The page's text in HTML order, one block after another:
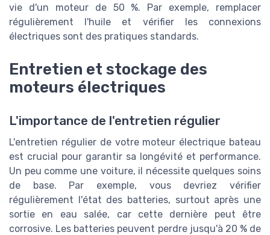
vie d'un moteur de 50 %. Par exemple, remplacer
régulièrement l'huile et vérifier les connexions
électriques sont des pratiques standards.
Entretien et stockage des
moteurs électriques
L'importance de l'entretien régulier
L'entretien régulier de votre moteur électrique bateau
est crucial pour garantir sa longévité et performance.
Un peu comme une voiture, il nécessite quelques soins
de base. Par exemple, vous devriez vérifier
régulièrement l'état des batteries, surtout après une
sortie en eau salée, car cette dernière peut être
corrosive. Les batteries peuvent perdre jusqu'à 20 % de